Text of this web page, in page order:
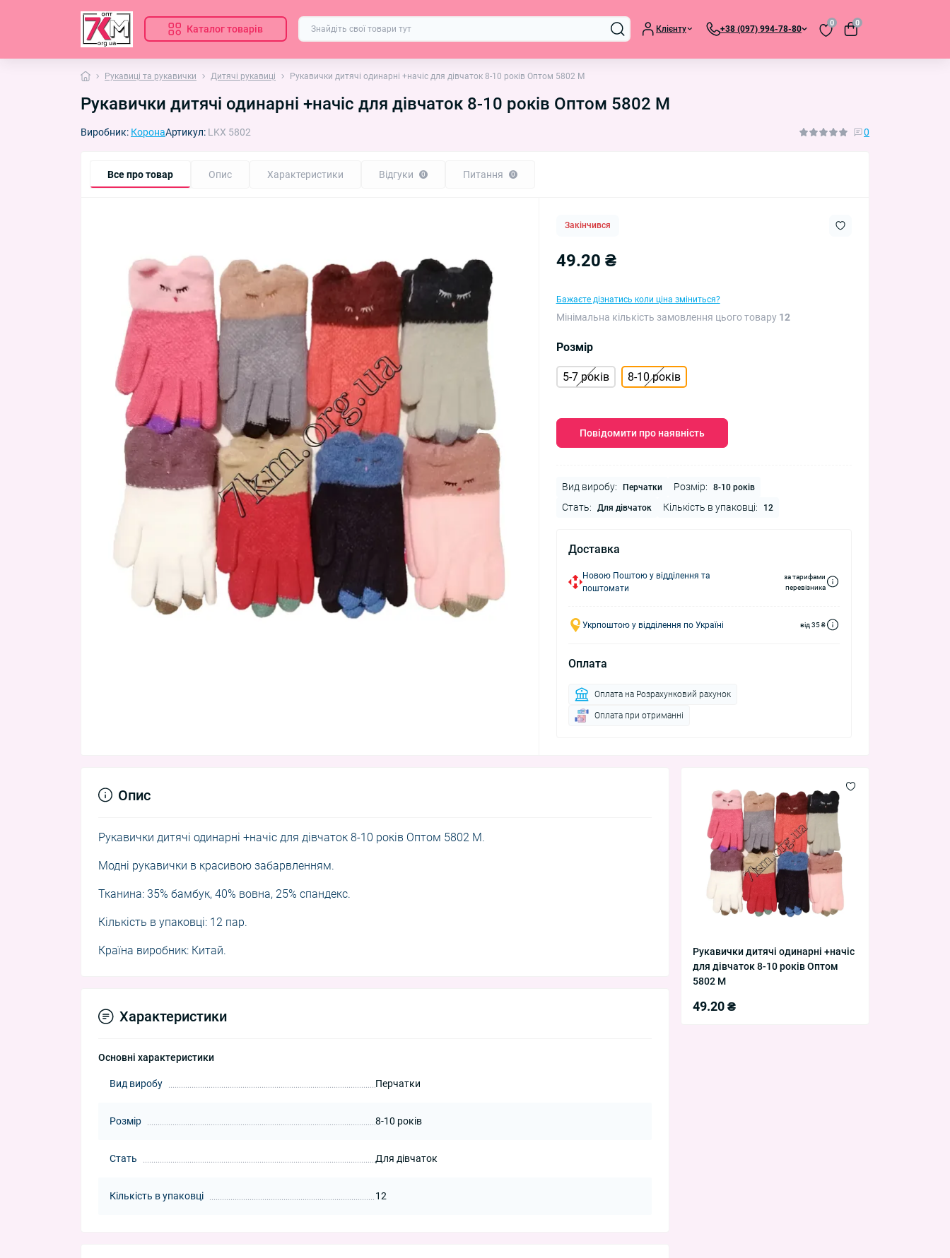
Каталог товарів Клієнту +38 (097) 994-78-80
0 0
Рукавиці та рукавички Дитячі рукавиці Рукавички дитячі одинарні +начіс для дівчаток 8-10 років Оптом 5802 M
Рукавички дитячі одинарні +начіс для дівчаток 8-10 років Оптом 5802 M
Виробник: КоронаАртикул: LKX 5802 0
Все про товар Опис Характеристики Відгуки 0 Питання 0
Закінчився
49.20 ₴
Бажаєте дізнатись коли ціна зміниться?
Мінімальна кількість замовлення цього товару 12
Розмір
5-7 років 8-10 років
Повідомити про наявність
Вид виробу: Перчатки Розмір: 8-10 років
Стать: Для дівчаток Кількість в упаковці: 12
Доставка
Новою Поштою у відділення та
поштомати
за тарифами
перевізника
Укрпоштою у відділення по Україні від 35 ₴
Оплата
Оплата на Розрахунковий рахунок
Оплата при отриманні
Рукавички дитячі одинарні +начіс
для дівчаток 8-10 років Оптом
5802 M
49.20 ₴
Опис
Рукавички дитячі одинарні +начіс для дівчаток 8-10 років Оптом 5802 M.
Модні рукавички в красивою забарвленням.
Тканина: 35% бамбук, 40% вовна, 25% спандекс.
Кількість в упаковці: 12 пар.
Країна виробник: Китай.
Характеристики
Основні характеристики
Вид виробу Перчатки
Розмір 8-10 років
Стать Для дівчаток
Кількість в упаковці 12